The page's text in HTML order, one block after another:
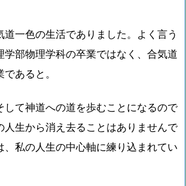
一色の生活でありました。よく言う
学部物理学科の卒業ではなく、合気道
あると。
して神道への道を歩むことになるので
人生から消え去ることはありませんで
、私の人生の中心軸に練り込まれてい